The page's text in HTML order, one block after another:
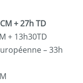
+ 27h TD
+ 13h30TD
– 33h